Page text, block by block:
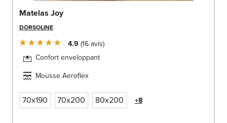
Matelas Joy
DORSOLINE
4.9 16avis
Confort enveloppant
Mousse Aeroflex
70x190 70x200 80x200 +8